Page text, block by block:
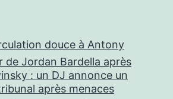
douce à Antony
de Jordan Bardella après
: un DJ annonce un
après menaces